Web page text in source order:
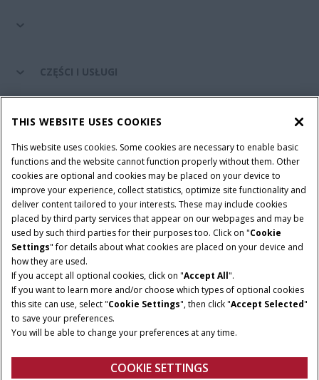
CZĘŚCI I USŁUGI
ŚWIAT CASE IH
Regulamin
Informacje na temat ochrony prywatności
Adres wydawniczy
Cookie Settings
Telematyka – informacja o ochronie prywatności
© 2026 CNH Industrial America LLC. All Rights Reserved. Case IH is a
trademark of CNH Industrial America LLC.
THIS WEBSITE USES COOKIES
This website uses cookies. Some cookies are necessary to enable basic
functions and the website cannot function properly without them. Other
cookies are optional and cookies may be placed on your device to
improve your experience, collect statistics, optimize site functionality and
deliver content tailored to your interests. These may include cookies
placed by third party services that appear on our webpages and may be
used by such third parties for their purposes too. Click on "Cookie
Settings" for details about what cookies are placed on your device and
how they are used.
If you accept all optional cookies, click on "Accept All".
If you want to learn more and/or choose which types of optional cookies
this site can use, select "Cookie Settings", then click "Accept Selected"
to save your preferences.
You will be able to change your preferences at any time.
COOKIE SETTINGS